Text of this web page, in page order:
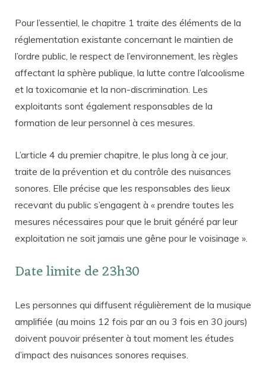
Pour l’essentiel, le chapitre 1 traite des éléments de la
réglementation existante concernant le maintien de
l’ordre public, le respect de l’environnement, les règles
affectant la sphère publique, la lutte contre l’alcoolisme
et la toxicomanie et la non-discrimination. Les
exploitants sont également responsables de la
formation de leur personnel à ces mesures.
L’article 4 du premier chapitre, le plus long à ce jour,
traite de la prévention et du contrôle des nuisances
sonores. Elle précise que les responsables des lieux
recevant du public s’engagent à « prendre toutes les
mesures nécessaires pour que le bruit généré par leur
exploitation ne soit jamais une gêne pour le voisinage ».
Date limite de 23h30
Les personnes qui diffusent régulièrement de la musique
amplifiée (au moins 12 fois par an ou 3 fois en 30 jours)
doivent pouvoir présenter à tout moment les études
d’impact des nuisances sonores requises.